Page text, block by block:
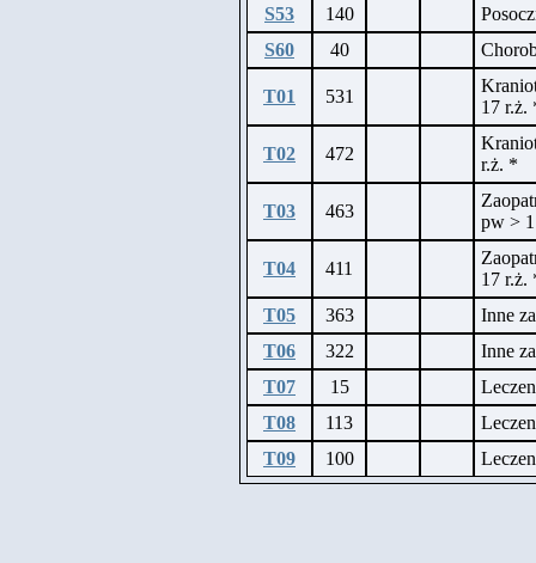
S53 140
S60
40
T01 531
17 r.ż.
T02 472
r.ż. *
T03 463
pw >
T04 411
17 r.ż.
T05
363
Inne
T06
322
Inne
T07
15
T08
113
T09
100